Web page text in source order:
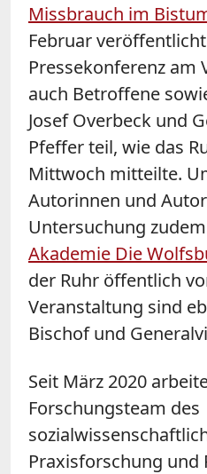
Missbrauch im
Februar
Pressekonferenz am
auch Betroffene
Josef Overbeck und
Pfeffer teil, wie das
Mittwoch mitteilte.
Autorinnen und
Untersuchung
Akademie Die
der Ruhr öffentlich
Veranstaltung sind
Bischof und
Seit März 2020
Forschungsteam des
Praxisforschung und